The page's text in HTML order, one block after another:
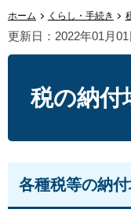
ホーム くらし・手続き
更新日：2022年01月01
税の納付
各種税等の納